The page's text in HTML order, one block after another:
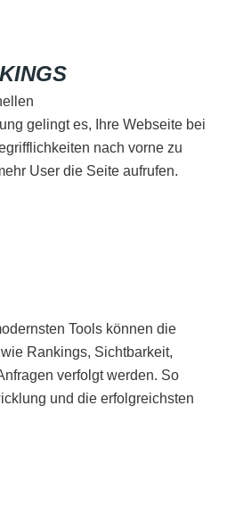
gelingt es, Ihre Webseite bei
nach vorne zu
User die Seite aufrufen.
Tools können die
Rankings, Sichtbarkeit,
verfolgt werden. So
und die erfolgreichsten